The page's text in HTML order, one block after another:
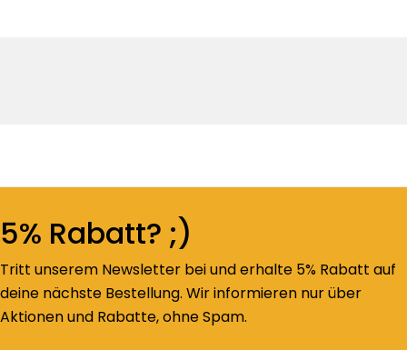
5% Rabatt? ;)
Tritt unserem Newsletter bei und erhalte 5% Rabatt auf
deine nächste Bestellung. Wir informieren nur über
Aktionen und Rabatte, ohne Spam.